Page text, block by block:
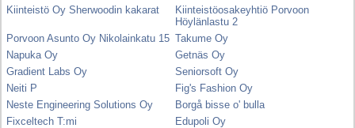
Kiinteistö Oy Sherwoodin kakarat
Kiinteistöosakeyhtiö Porvoon
Höylänlastu 2
Porvoon Asunto Oy Nikolainkatu 15 Takume Oy
Napuka Oy
Getnäs Oy
Gradient Labs Oy
Seniorsoft Oy
Neiti P
Fig's Fashion Oy
Neste Engineering Solutions Oy
Borgå bisse o' bulla
Fixceltech T:mi
Edupoli Oy